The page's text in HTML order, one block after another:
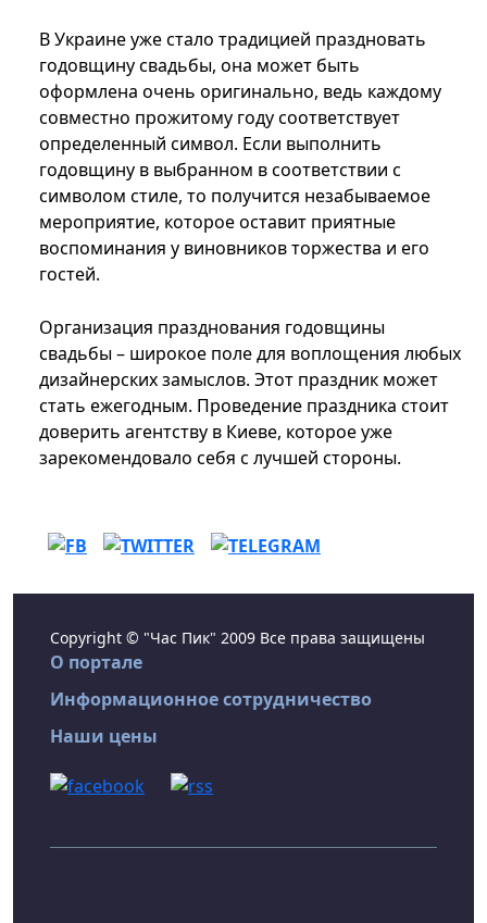
В Украине уже стало традицией праздновать
годовщину свадьбы, она может быть
оформлена очень оригинально, ведь каждому
совместно прожитому году соответствует
определенный символ. Если выполнить
годовщину в выбранном в соответствии с
символом стиле, то получится незабываемое
мероприятие, которое оставит приятные
воспоминания у виновников торжества и его
гостей.
Организация празднования годовщины
свадьбы – широкое поле для воплощения любых
дизайнерских замыслов. Этот праздник может
стать ежегодным. Проведение праздника стоит
доверить агентству в Киеве, которое уже
зарекомендовало себя с лучшей стороны.
Copyright © "Час Пик" 2009 Все права защищены
О портале
Информационное сотрудничество
Наши цены